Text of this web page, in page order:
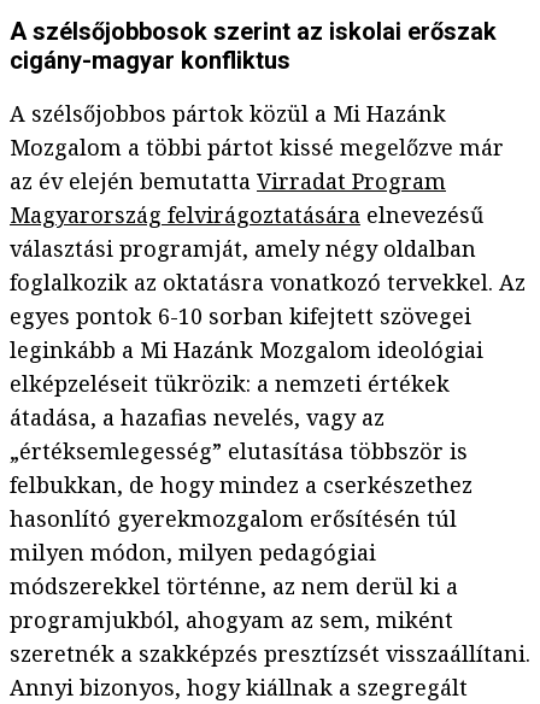
A szélsőjobbosok szerint az iskolai erőszak
cigány-magyar konfliktus
A szélsőjobbos pártok közül a Mi Hazánk
Mozgalom a többi pártot kissé megelőzve már
az év elején bemutatta Virradat Program
Magyarország felvirágoztatására elnevezésű
választási programját, amely négy oldalban
foglalkozik az oktatásra vonatkozó tervekkel. Az
egyes pontok 6-10 sorban kifejtett szövegei
leginkább a Mi Hazánk Mozgalom ideológiai
elképzeléseit tükrözik: a nemzeti értékek
átadása, a hazafias nevelés, vagy az
„értéksemlegesség” elutasítása többször is
felbukkan, de hogy mindez a cserkészethez
hasonlító gyerekmozgalom erősítésén túl
milyen módon, milyen pedagógiai
módszerekkel történne, az nem derül ki a
programjukból, ahogyam az sem, miként
szeretnék a szakképzés presztízsét visszaállítani.
Annyi bizonyos, hogy kiállnak a szegregált